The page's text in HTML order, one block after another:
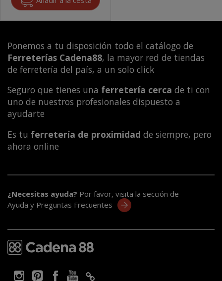
Ponemos a tu disposición todo el catálogo de
Ferreterías Cadena88, la mayor red de tiendas
de ferretería del país, a un solo click
Seguro que tienes una ferretería cerca de ti con
uno de nuestros profesionales dispuesto a
ayudarte
Es tu ferretería de proximidad de siempre, pero
ahora online
¿Necesitas ayuda? Por favor, visita la sección de
Ayuda y Preguntas Frecuentes